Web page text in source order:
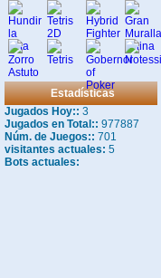
Estadísticas
Jugados Hoy:: 3
Jugados en Total:: 977887
Núm. de Juegos:: 701
visitantes actuales: 5
Bots actuales: